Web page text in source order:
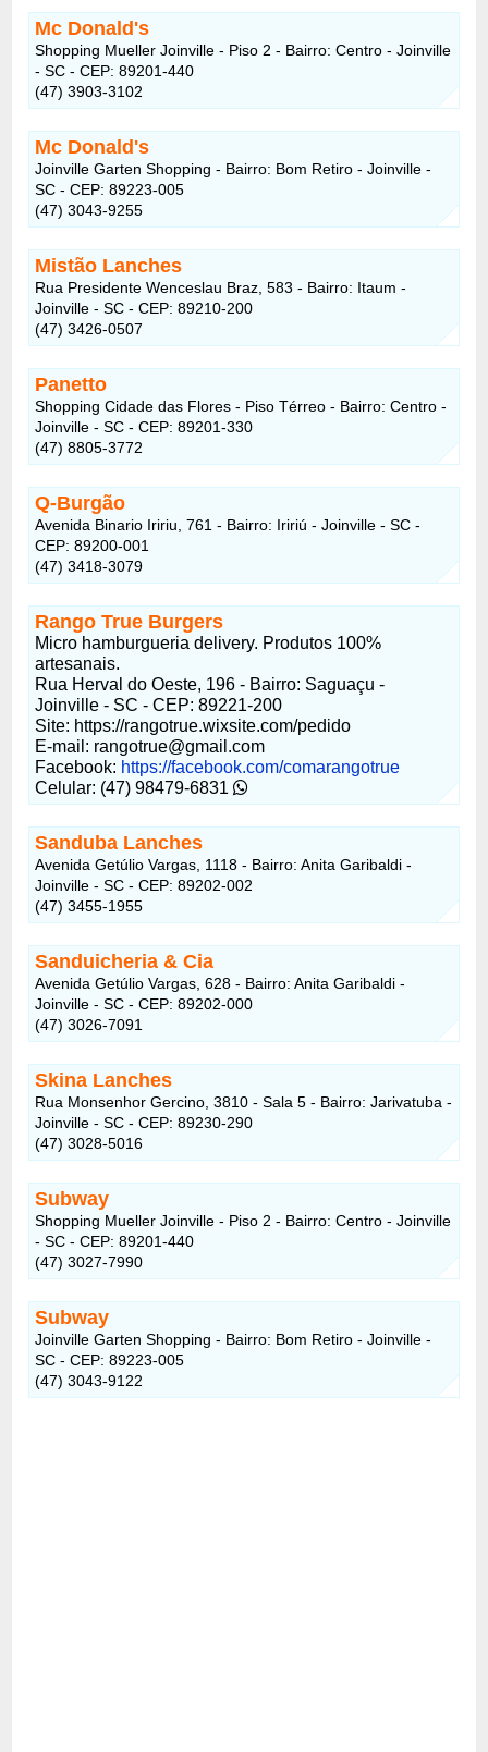
Mc Donald's
Shopping Mueller Joinville - Piso 2 - Bairro: Centro - Joinville
- SC - CEP: 89201-440
(47) 3903-3102
Mc Donald's
Joinville Garten Shopping - Bairro: Bom Retiro - Joinville -
SC - CEP: 89223-005
(47) 3043-9255
Mistão Lanches
Rua Presidente Wenceslau Braz, 583 - Bairro: Itaum -
Joinville - SC - CEP: 89210-200
(47) 3426-0507
Panetto
Shopping Cidade das Flores - Piso Térreo - Bairro: Centro -
Joinville - SC - CEP: 89201-330
(47) 8805-3772
Q-Burgão
Avenida Binario Iririu, 761 - Bairro: Iririú - Joinville - SC -
CEP: 89200-001
(47) 3418-3079
Rango True Burgers
Micro hamburgueria delivery. Produtos 100%
artesanais.
Rua Herval do Oeste, 196 - Bairro: Saguaçu -
Joinville - SC - CEP: 89221-200
Site: https://rangotrue.wixsite.com/pedido
E-mail: rangotrue@gmail.com
Facebook: https://facebook.com/comarangotrue
Celular: (47) 98479-6831
Sanduba Lanches
Avenida Getúlio Vargas, 1118 - Bairro: Anita Garibaldi -
Joinville - SC - CEP: 89202-002
(47) 3455-1955
Sanduicheria & Cia
Avenida Getúlio Vargas, 628 - Bairro: Anita Garibaldi -
Joinville - SC - CEP: 89202-000
(47) 3026-7091
Skina Lanches
Rua Monsenhor Gercino, 3810 - Sala 5 - Bairro: Jarivatuba -
Joinville - SC - CEP: 89230-290
(47) 3028-5016
Subway
Shopping Mueller Joinville - Piso 2 - Bairro: Centro - Joinville
- SC - CEP: 89201-440
(47) 3027-7990
Subway
Joinville Garten Shopping - Bairro: Bom Retiro - Joinville -
SC - CEP: 89223-005
(47) 3043-9122